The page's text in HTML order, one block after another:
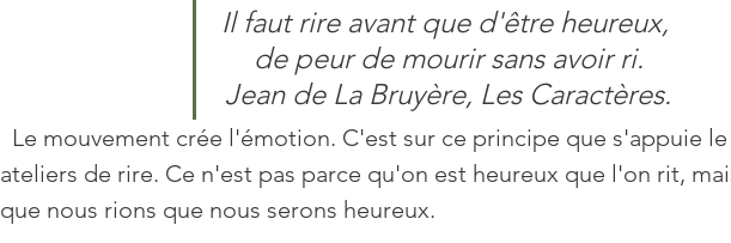
Il faut rire avant que d'être heureux,
de peur de mourir sans avoir ri.
Jean de La Bruyère, Les Caractères.
ateliers de rire. Ce n'est pas parce qu'on est heureux que l'on rit,
que nous rions que nous serons heureux.